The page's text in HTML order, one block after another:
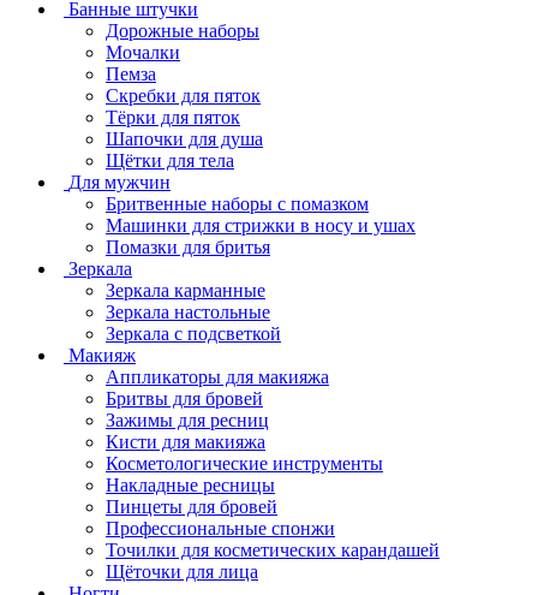
Банные штучки
Дорожные наборы
Мочалки
Пемза
Скребки для пяток
Тёрки для пяток
Шапочки для душа
Щётки для тела
Для мужчин
Бритвенные наборы с помазком
Машинки для стрижки в носу и ушах
Помазки для бритья
Зеркала
Зеркала карманные
Зеркала настольные
Зеркала с подсветкой
Макияж
Аппликаторы для макияжа
Бритвы для бровей
Зажимы для ресниц
Кисти для макияжа
Косметологические инструменты
Накладные ресницы
Пинцеты для бровей
Профессиональные спонжи
Точилки для косметических карандашей
Щёточки для лица